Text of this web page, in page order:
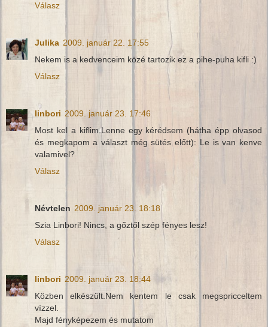
Válasz
Julika 2009. január 22. 17:55
Nekem is a kedvenceim közé tartozik ez a pihe-puha kifli :)
Válasz
linbori 2009. január 23. 17:46
Most kel a kiflim.Lenne egy kérédsem (hátha épp olvasod
és megkapom a választ még sütés előtt): Le is van kenve
valamivel?
Válasz
Névtelen 2009. január 23. 18:18
Szia Linbori! Nincs, a gőztől szép fényes lesz!
Válasz
linbori 2009. január 23. 18:44
Közben elkészült.Nem kentem le csak megspricceltem
vízzel.
Majd fényképezem és mutatom